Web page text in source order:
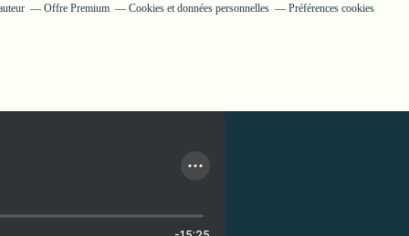
Offre Premium Cookies et données personnelles Préférences cookies